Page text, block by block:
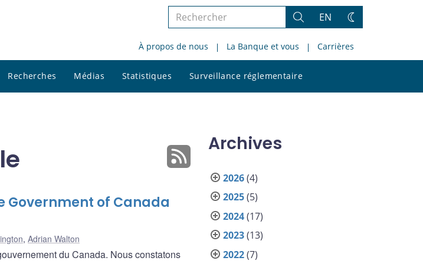
Rechercher
le
site
Rechercher
EN
Changez
thème
À propos de nous La Banque et vous Carrières
Recherches Médias Statistiques Surveillance réglementaire
le
Government of Canada
, Adrian Walton
du Canada. Nous constatons
Archives
2026(4)
2025(5)
2024(17)
2023(13)
2022(7)